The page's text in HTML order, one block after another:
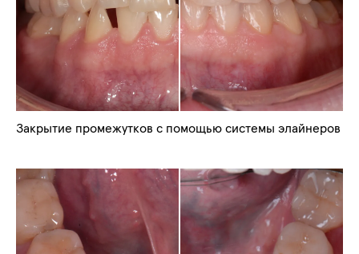
Закрытие промежутков с помощью системы элайнеров